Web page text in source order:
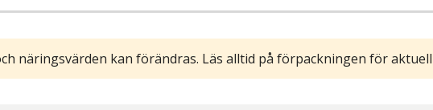
näringsvärden kan förändras. Läs alltid på förpackningen för